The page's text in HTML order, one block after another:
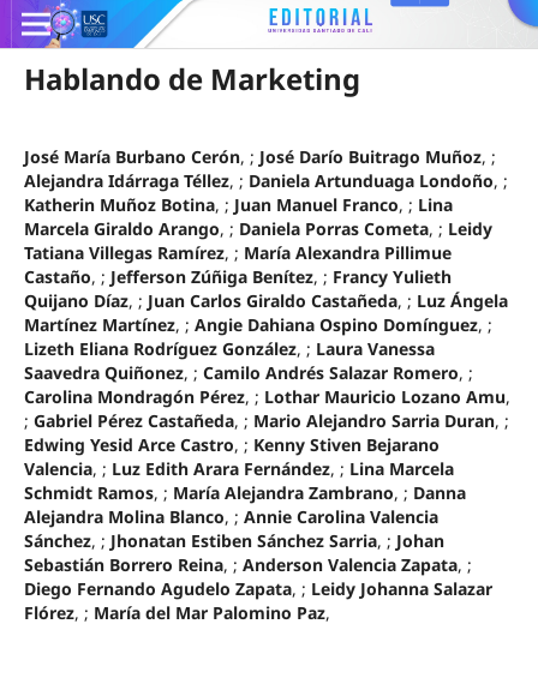
Hablando de Marketing
José María Burbano Cerón, ; José Darío Buitrago Muñoz, ;
Alejandra Idárraga Téllez, ; Daniela Artunduaga Londoño, ;
Katherin Muñoz Botina, ; Juan Manuel Franco, ; Lina
Marcela Giraldo Arango, ; Daniela Porras Cometa, ; Leidy
Tatiana Villegas Ramírez, ; María Alexandra Pillimue
Castaño, ; Jefferson Zúñiga Benítez, ; Francy Yulieth
Quijano Díaz, ; Juan Carlos Giraldo Castañeda, ; Luz Ángela
Martínez Martínez, ; Angie Dahiana Ospino Domínguez, ;
Lizeth Eliana Rodríguez González, ; Laura Vanessa
Saavedra Quiñonez, ; Camilo Andrés Salazar Romero, ;
Carolina Mondragón Pérez, ; Lothar Mauricio Lozano Amu,
; Gabriel Pérez Castañeda, ; Mario Alejandro Sarria Duran, ;
Edwing Yesid Arce Castro, ; Kenny Stiven Bejarano
Valencia, ; Luz Edith Arara Fernández, ; Lina Marcela
Schmidt Ramos, ; María Alejandra Zambrano, ; Danna
Alejandra Molina Blanco, ; Annie Carolina Valencia
Sánchez, ; Jhonatan Estiben Sánchez Sarria, ; Johan
Sebastián Borrero Reina, ; Anderson Valencia Zapata, ;
Diego Fernando Agudelo Zapata, ; Leidy Johanna Salazar
Flórez, ; María del Mar Palomino Paz,